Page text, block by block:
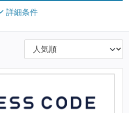
詳細条件